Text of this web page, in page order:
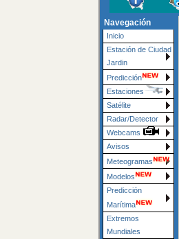
Navegación
Inicio
Estación de Ciudad
Jardin
Predicción
Estaciones
Satélite
Radar/Detector
Webcams
Avisos
Meteogramas
Modelos
Predicción
Marítima
Extremos
Mundiales